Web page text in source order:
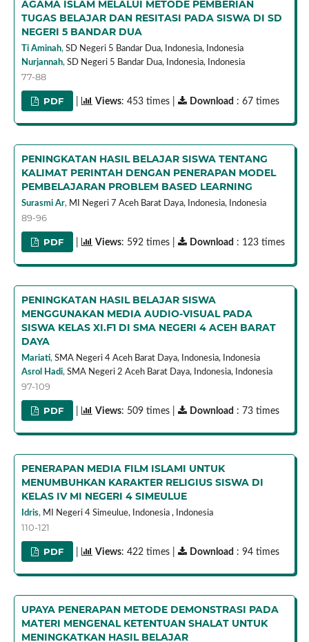
AGAMA ISLAM MELALUI METODE PEMBERIAN
TUGAS BELAJAR DAN RESITASI PADA SISWA DI SD
NEGERI 5 BANDAR DUA
Ti Aminah, SD Negeri 5 Bandar Dua, Indonesia,
Indonesia
Nurjannah, SD Negeri 5 Bandar Dua, Indonesia, Indonesia
77-88
PDF Views: 453 times | Download : 67 times
PENINGKATAN HASIL BELAJAR SISWA TENTANG
KALIMAT PERINTAH DENGAN PENERAPAN MODEL
PEMBELAJARAN PROBLEM BASED LEARNING
Surasmi Ar, MI Negeri 7 Aceh Barat Daya, Indonesia, Indonesia
89-96
PDF Views: 592 times | Download : 123 times
PENINGKATAN HASIL BELAJAR SISWA
MENGGUNAKAN MEDIA AUDIO-VISUAL PADA
SISWA KELAS XI.F1 DI SMA NEGERI 4 ACEH BARAT
DAYA
Mariati, SMA Negeri 4 Aceh Barat Daya, Indonesia,
Indonesia
Asrol Hadi, SMA Negeri 2 Aceh Barat Daya, Indonesia, Indonesia
97-109
PDF Views: 509 times | Download : 73 times
PENERAPAN MEDIA FILM ISLAMI UNTUK
MENUMBUHKAN KARAKTER RELIGIUS SISWA DI
KELAS IV MI NEGERI 4 SIMEULUE
Idris, MI Negeri 4 Simeulue, Indonesia , Indonesia
110-121
PDF Views: 422 times | Download : 94 times
UPAYA PENERAPAN METODE DEMONSTRASI PADA
MATERI MENGENAL KETENTUAN SHALAT UNTUK
MENINGKATKAN HASIL BELAJAR